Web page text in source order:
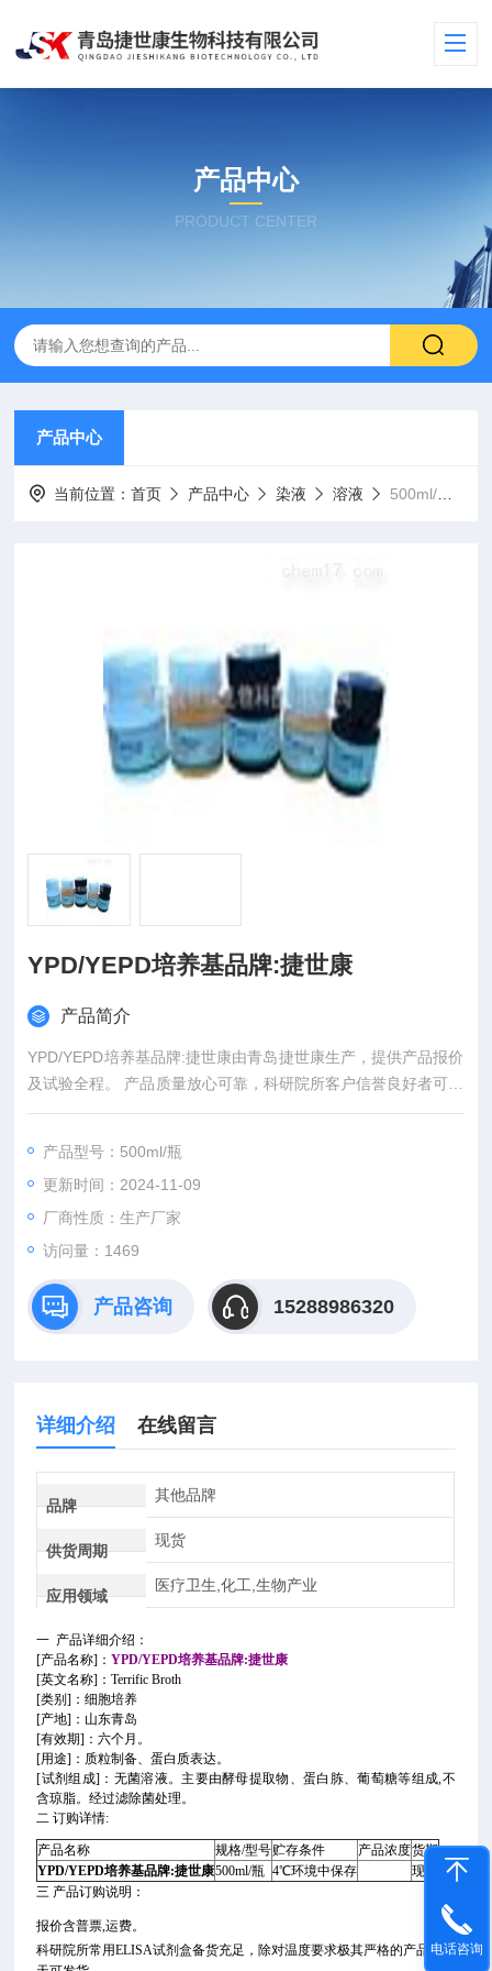
产品中心
PRODUCT CENTER
产品中心
当前位置：首页 产品中心 染液 溶液 500ml/瓶YPD/YEPD培养基品牌:捷世康
YPD/YEPD培养基品牌:捷世康
产品简介
YPD/YEPD培养基品牌:捷世康由青岛捷世康生产，提供产品报价
及试验全程。 产品质量放心可靠，科研院所客户信誉良好者可先
发货后付款。青岛捷世康专业提供科研用：染色液,缓冲液,溶液,
产品型号：500ml/瓶
更新时间：2024-11-09
厂商性质：生产厂家
访问量：1469
产品咨询 15288986320
详细介绍 在线留言
品牌
其他品牌
供货周期
现货
应用领域
医疗卫生,化工,生物产业
一 产品详细介绍：
[产品名称]：YPD/YEPD培养基品牌:捷世康
[英文名称]：Terrific Broth
[类别]：细胞培养
[产地]：山东青岛
[有效期]：六个月。
[用途]：质粒制备、蛋白质表达。
[试剂组成]：无菌溶液。主要由酵母提取物、蛋白胨、葡萄糖等组成,不
含琼脂。经过滤除菌处理。
二 订购详情:
产品名称 规格/型号贮存条件 产品浓度货期
YPD/YEPD培养基品牌:捷世康500ml/瓶 4℃环境中保存
现货
三 产品订购说明：
报价含普票,运费。
科研院所常用ELISA试剂盒备货充足，除对温度要求极其严格的产品当电话咨询